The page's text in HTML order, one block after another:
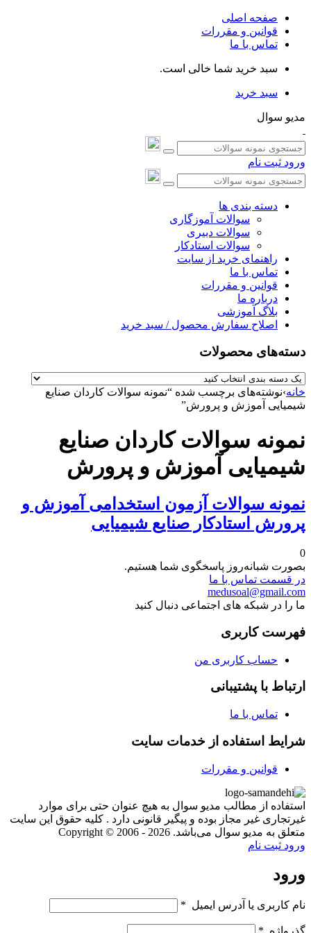
صفحه اصلی
قوانین و مقررات
تماس با ما
سبد خرید شما خالی است.
سبد خرید
مدیو سوال
ورود ثبت نام
دسته بندی ها
سوالات آموزگاری
سوالات دبیری
سوالات استادکار
راهنمای خرید از سایت
تماس با ما
قوانین و مقررات
درباره ما
بلاگ آموزشی
اصلاح سفارش محصول / سبد خرید
دسته‌های محصولات
خانه›نوشته‌های برچسب شده “نمونه سوالات کاردان صنایع
شیمیایی آموزش و پرورش”
نمونه سوالات کاردان صنایع
شیمیایی آموزش و پرورش
نمونه سوالات آزمون استخدامی آموزش و
پرورش استادکار صنایع شیمیایی
0
بصورت شبانه‌روز پاسخگوی شما هستیم.
در قسمت تماس با ما
medusoal@gmail.com
ما را در شبکه های اجتماعی دنبال کنید
فهرست کاربری
حساب کاربری من
ارتباط با پشتیبانی
تماس با ما
شرایط استفاده از خدمات سایت
قوانین و مقررات
استفاده از مطالب مدیو سوال به هیچ عنوان حتی برای موارد
غیرتجاری غیر مجاز بوده و پیگیر قانونی دارد . کلیه حقوق این سایت
متعلق به مدیو سوال می‌باشد. Copyright © 2006 - 2026
ورود ثبت نام
ورود
نام کاربری یا آدرس ایمیل *